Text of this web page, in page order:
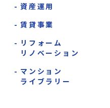
資産運用
賃貸事業
リフォーム
リノベーション
マンション
ライブラリー